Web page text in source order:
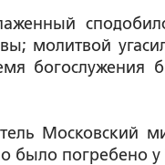
молитвой
богослужения
Московский
было погребено